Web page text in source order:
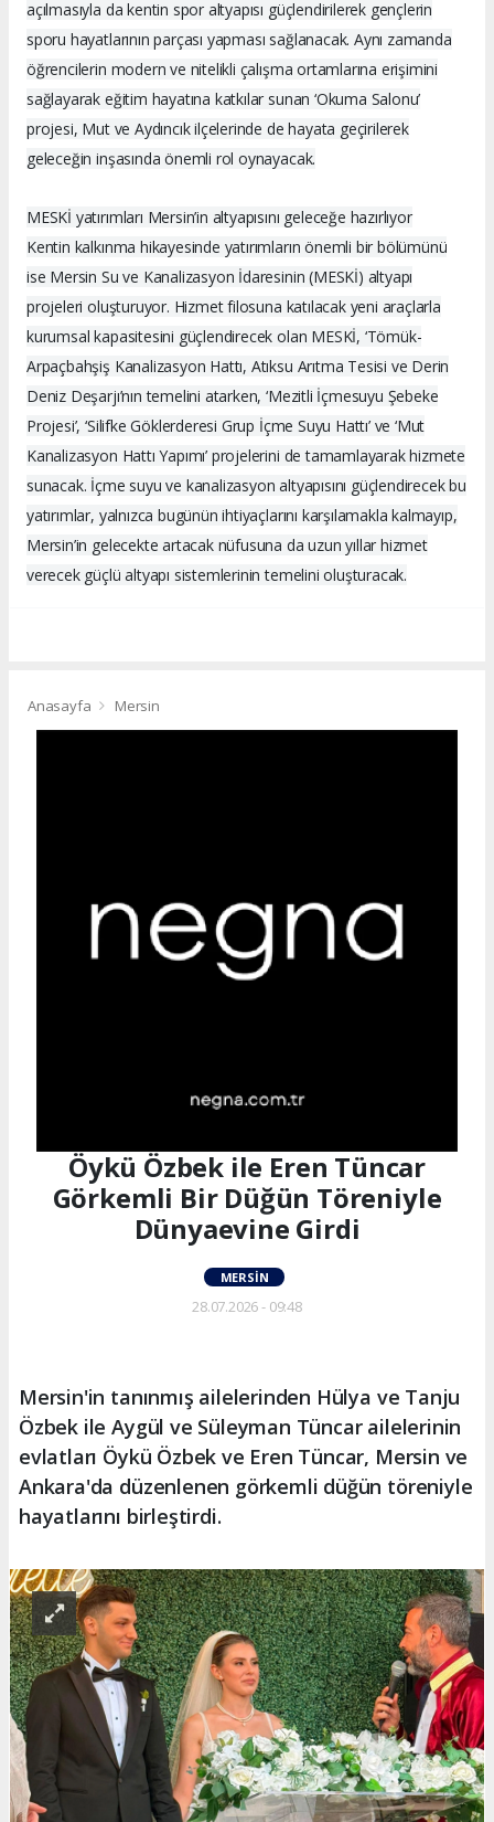
açılmasıyla da kentin spor altyapısı güçlendirilerek gençlerin
sporu hayatlarının parçası yapması sağlanacak. Aynı zamanda
öğrencilerin modern ve nitelikli çalışma ortamlarına erişimini
sağlayarak eğitim hayatına katkılar sunan ‘Okuma Salonu’
projesi, Mut ve Aydıncık ilçelerinde de hayata geçirilerek
geleceğin inşasında önemli rol oynayacak.
MESKİ yatırımları Mersin’in altyapısını geleceğe hazırlıyor
Kentin kalkınma hikayesinde yatırımların önemli bir bölümünü
ise Mersin Su ve Kanalizasyon İdaresinin (MESKİ) altyapı
projeleri oluşturuyor. Hizmet filosuna katılacak yeni araçlarla
kurumsal kapasitesini güçlendirecek olan MESKİ, ‘Tömük-
Arpaçbahşiş Kanalizasyon Hattı, Atıksu Arıtma Tesisi ve Derin
Deniz Deşarjı’nın temelini atarken, ‘Mezitli İçmesuyu Şebeke
Projesi’, ‘Silifke Göklerderesi Grup İçme Suyu Hattı’ ve ‘Mut
Kanalizasyon Hattı Yapımı’ projelerini de tamamlayarak hizmete
sunacak. İçme suyu ve kanalizasyon altyapısını güçlendirecek bu
yatırımlar, yalnızca bugünün ihtiyaçlarını karşılamakla kalmayıp,
Mersin’in gelecekte artacak nüfusuna da uzun yıllar hizmet
verecek güçlü altyapı sistemlerinin temelini oluşturacak.
Anasayfa Mersin
Öykü Özbek ile Eren Tüncar
Görkemli Bir Düğün Töreniyle
Dünyaevine Girdi
MERSIN
28.07.2026 - 09:48
Mersin'in tanınmış ailelerinden Hülya ve Tanju
Özbek ile Aygül ve Süleyman Tüncar ailelerinin
evlatları Öykü Özbek ve Eren Tüncar, Mersin ve
Ankara'da düzenlenen görkemli düğün töreniyle
hayatlarını birleştirdi.